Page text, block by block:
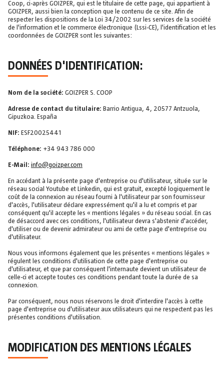
Coop, ci-après GOIZPER, qui est le titulaire de cette page, qui appartient à
GOIZPER, aussi bien la conception que le contenu de ce site. Afin de
respecter les dispositions de la Loi 34/2002 sur les services de la société
de l'information et le commerce électronique (Lssi-CE), l'identification et les
coordonnées de GOIZPER sont les suivantes:
DONNÉES D'IDENTIFICATION:
Nom de la société: GOIZPER S. COOP
Adresse de contact du titulaire: Barrio Antigua, 4, 20577 Antzuola,
Gipuzkoa. España
NIF: ESF20025441
Téléphone: +34 943 786 000
E-Mail: info@goizper.com
En accédant à la présente page d'entreprise ou d'utilisateur, située sur le
réseau social Youtube et Linkedin, qui est gratuit, excepté logiquement le
coût de la connexion au réseau fourni à l'utilisateur par son fournisseur
d'accès, l'utilisateur déclare expressément qu'il a lu et compris et par
conséquent qu'il accepte les « mentions légales » du réseau social. En cas
de désaccord avec ces conditions, l'utilisateur devra s'abstenir d'accéder,
d'utiliser ou de devenir admirateur ou ami de cette page d'entreprise ou
d'utilisateur.
Nous vous informons également que les présentes « mentions légales »
régulent les conditions d'utilisation de cette page d'entreprise ou
d'utilisateur, et que par conséquent l'internaute devient un utilisateur de
celle-ci et accepte toutes ces conditions pendant toute la durée de sa
connexion.
Par conséquent, nous nous réservons le droit d'interdire l'accès à cette
page d'entreprise ou d'utilisateur aux utilisateurs qui ne respectent pas les
présentes conditions d'utilisation.
MODIFICATION DES MENTIONS LÉGALES